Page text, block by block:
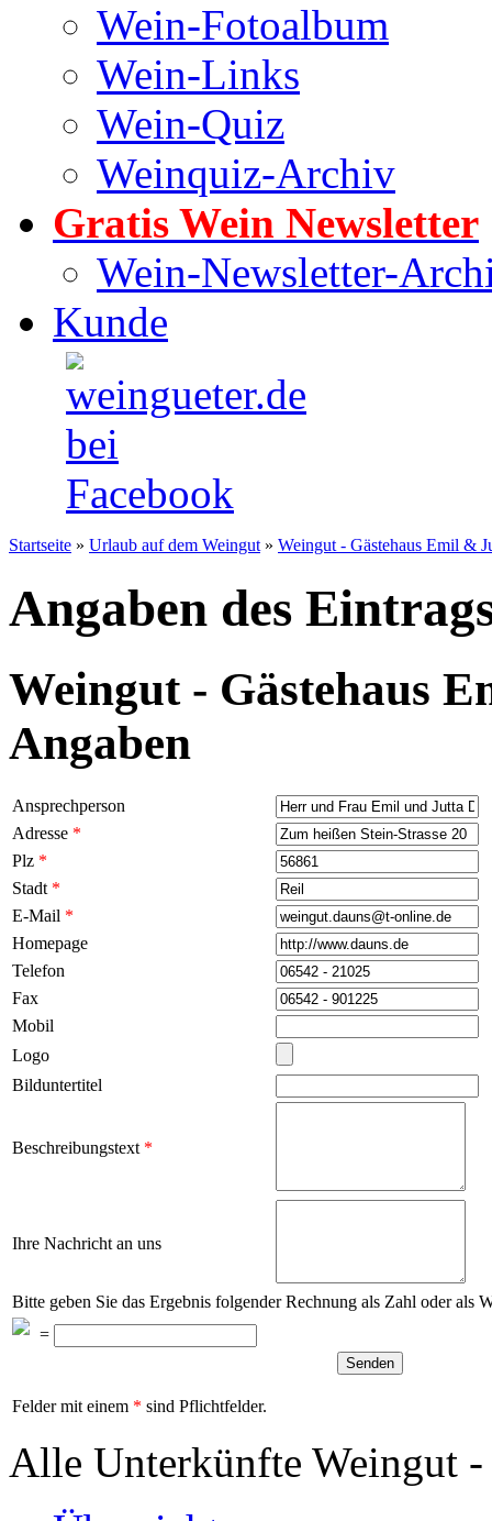
Wein-Fotoalbum
Wein-Links
Wein-Quiz
Weinquiz-Archiv
Gratis Wein Newsletter
Wein-Newsletter-
Kunde
Startseite » Urlaub auf dem Weingut » Weingut - Gästehaus Emil &
Angaben des
Weingut - Gästehaus
Angaben
Ansprechperson
Adresse *
Plz *
Stadt *
E-Mail *
Homepage
Telefon
Fax
Mobil
Logo
Bilduntertitel
Beschreibungstext *
Ihre Nachricht an uns
Bitte geben Sie das Ergebnis folgender Rechnung als Zahl oder als
=
Felder mit einem * sind Pflichtfelder.
Alle Unterkünfte Weingut -